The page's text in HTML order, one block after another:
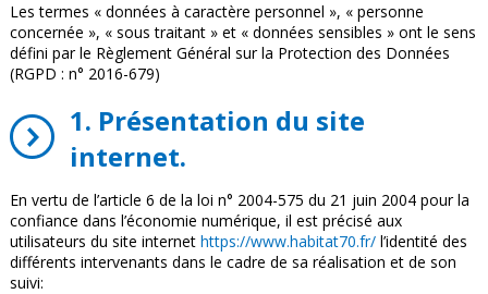
Les termes « données à caractère personnel », « personne
concernée », « sous traitant » et « données sensibles » ont le sens
défini par le Règlement Général sur la Protection des Données
(RGPD : n° 2016-679)
1. Présentation du site
internet.
En vertu de l’article 6 de la loi n° 2004-575 du 21 juin 2004 pour la
confiance dans l’économie numérique, il est précisé aux
utilisateurs du site internet https://www.habitat70.fr/l’identité des
différents intervenants dans le cadre de sa réalisation et de son
suivi: